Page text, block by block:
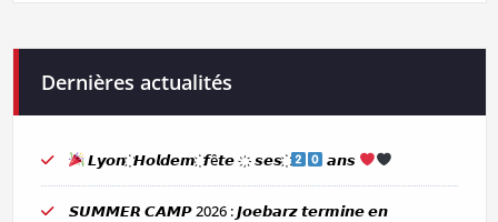
Dernières actualités
𝙇𝙮𝙤𝙣 ҉ 𝙃𝙤𝙡𝙙𝙚𝙢 ҉ 𝙛ê𝙩𝙚 ҉ 𝙨𝙚𝙨 ҉ 𝙖𝙣𝙨
𝙎𝙐𝙈𝙈𝙀𝙍 𝘾𝘼𝙈𝙋 2026 : 𝙅𝙤𝙚𝙗𝙖𝙧𝙯 𝙩𝙚𝙧𝙢𝙞𝙣𝙚 𝙚𝙣